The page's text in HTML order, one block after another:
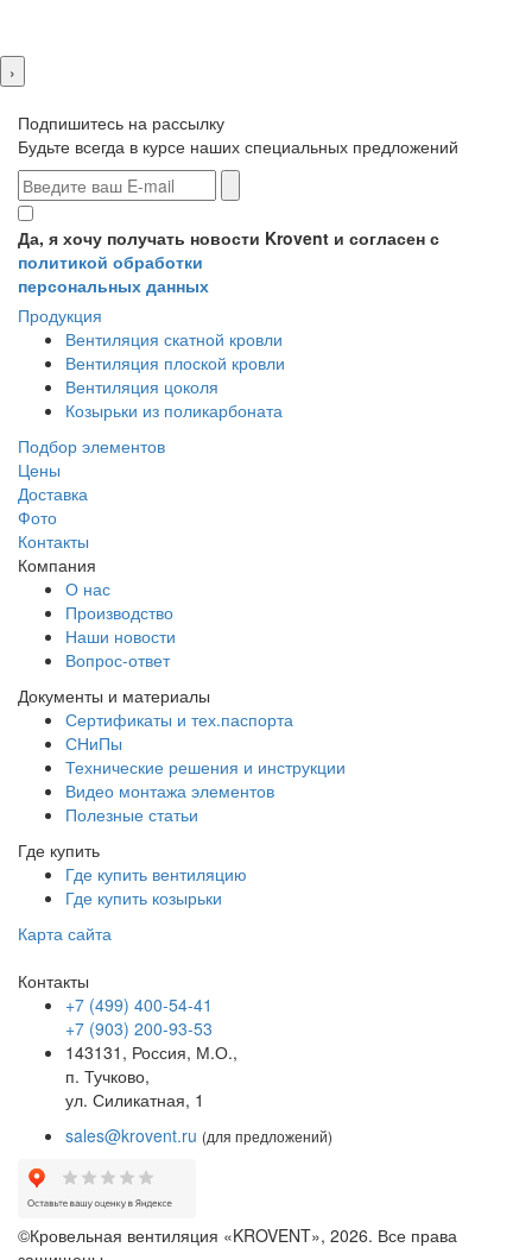
›
Подпишитесь на рассылку
Будьте всегда в курсе наших специальных предложений
Да, я хочу получать новости Krovent и согласен с
политикой обработки
персональных данных
Продукция
Вентиляция скатной кровли
Вентиляция плоской кровли
Вентиляция цоколя
Козырьки из поликарбоната
Подбор элементов
Цены
Доставка
Фото
Контакты
Компания
О нас
Производство
Наши новости
Вопрос-ответ
Документы и материалы
Сертификаты и тех.паспорта
СНиПы
Технические решения и инструкции
Видео монтажа элементов
Полезные статьи
Где купить
Где купить вентиляцию
Где купить козырьки
Карта сайта
Контакты
+7 (499) 400-54-41
+7 (903) 200-93-53
143131, Россия, М.О.,
п. Тучково,
ул. Силикатная, 1
sales@krovent.ru (для предложений)
©Кровельная вентиляция «KROVENT», 2026. Все права